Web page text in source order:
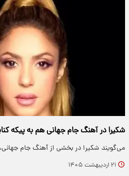
شکیرا در آهنگ جام جهانی هم به پیکه
می‌گویند شکیرا در بخشی از آهنگ جام
۲۱ اردیبهشت ۱۴۰۵